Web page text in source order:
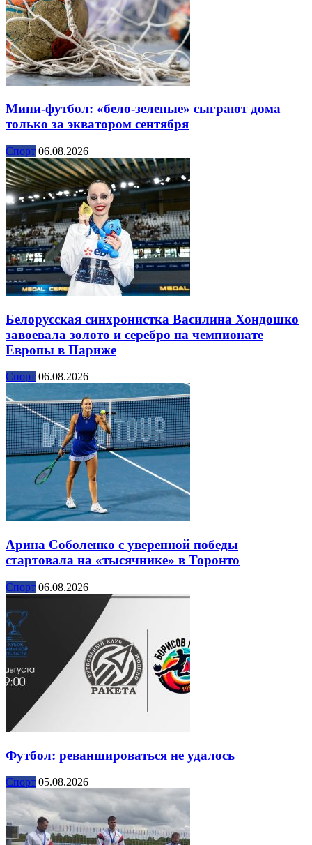
Мини-футбол: «бело-зеленые» сыграют дома
только за экватором сентября
Спорт 06.08.2026
Белорусская синхронистка Василина Хондошко
завоевала золото и серебро на чемпионате
Европы в Париже
Спорт 06.08.2026
Арина Соболенко с уверенной победы
стартовала на «тысячнике» в Торонто
Спорт 06.08.2026
Футбол: реваншироваться не удалось
Спорт 05.08.2026